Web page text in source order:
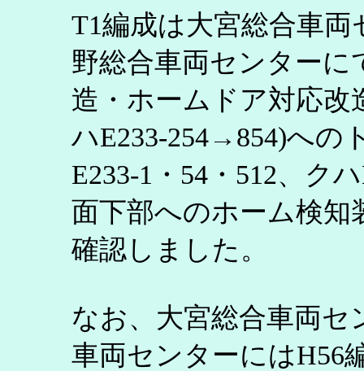
T1編成は大宮総合車
野総合車両センター
造・ホームドア対応改
ハE233-254→854)への
E233-1・54・512、ク
面下部へのホーム検知
確認しました。
なお、大宮総合車両セ
車両センターにはH56